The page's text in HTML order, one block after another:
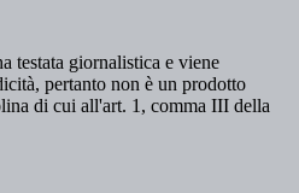
testata giornalistica e viene
pertanto non è un prodotto
di cui all'art. 1, comma III della